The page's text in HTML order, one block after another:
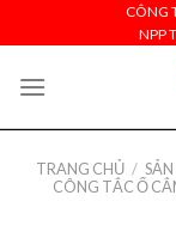
to
content
CÔNG
NPP
TRANG CHỦ /
CÔNG TẮC Ổ